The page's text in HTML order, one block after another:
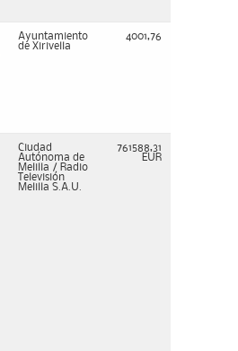
Ayuntamiento
de Xirivella
4001,76
Ciudad
Autónoma de
Melilla / Radio
Televisión
Melilla S.A.U.
761588,31
EUR